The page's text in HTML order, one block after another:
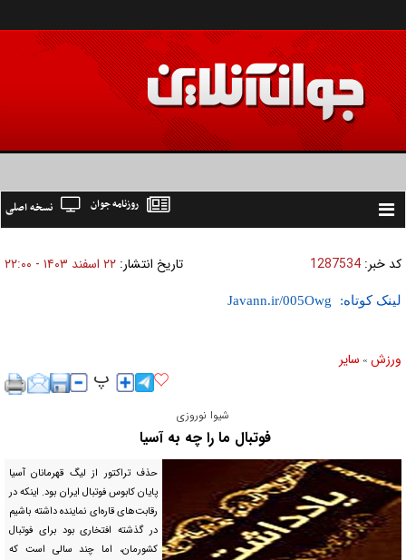
Toggle
نسخه اصلی روزنامه جوان
کد خبر: 1287534 تاریخ انتشار: ۲۲ اسفند ۱۴۰۳ - ۲۲:۰۰
لینک کوتاه:
ورزش » ساير
شیوا نوروزی
فوتبال ما را چه به آسیا
حذف تراکتور از لیگ قهرمانان آسیا
پایان کابوس فوتبال ایران بود. اینکه در
رقابت‌های قاره‌ای نماینده داشته باشیم
در گذشته افتخاری بود برای فوتبال
کشورمان، اما چند سالی است که